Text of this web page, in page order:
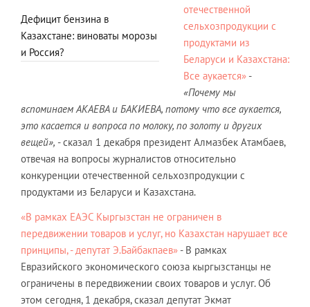
Дефицит бензина в
Казахстане: виноваты морозы
и Россия?
отечественной
сельхозпродукции с
продуктами из
Беларуси и Казахстана:
Все аукается» -
«Почему мы
вспоминаем АКАЕВА и БАКИЕВА, потому что все аукается,
это касается и вопроса по молоку, по золоту и других
вещей», - сказал 1 декабря президент Алмазбек Атамбаев,
отвечая на вопросы журналистов относительно
конкуренции отечественной сельхозпродукции с
продуктами из Беларуси и Казахстана.
«В рамках ЕАЭС Кыргызстан не ограничен в
передвижении товаров и услуг, но Казахстан нарушает все
принципы, - депутат Э.Байбакпаев» - В рамках
Евразийского экономического союза кыргызстанцы не
ограничены в передвижении своих товаров и услуг. Об
этом сегодня, 1 декабря, сказал депутат Экмат